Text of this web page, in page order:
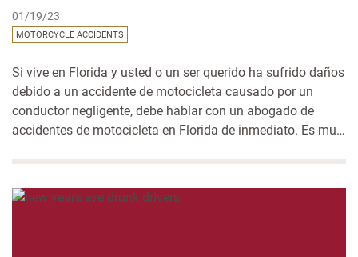
01/19/23
MOTORCYCLE ACCIDENTS
Si vive en Florida y usted o un ser querido ha sufrido daños
debido a un accidente de motocicleta causado por un
conductor negligente, debe hablar con un abogado de
accidentes de motocicleta en Florida de inmediato. Es muy
discutiremos...